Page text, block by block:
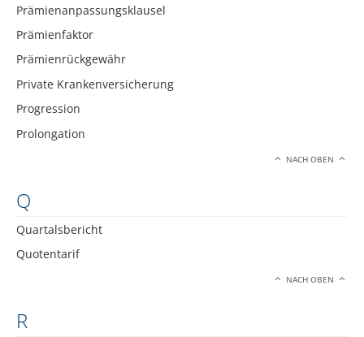
Prämienanpassungsklausel
Prämienfaktor
Prämienrückgewähr
Private Krankenversicherung
Progression
Prolongation
NACH OBEN
Q
Quartalsbericht
Quotentarif
NACH OBEN
R